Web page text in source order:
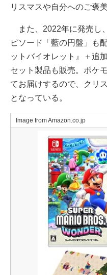
リスマスや自分へのご褒
また、2022年に発売し
ピソード「藍の円盤」も
ットバイオレット』＋追
セット製品も販売。ポケ
てお届けするので、クリ
となっている。
Image from Amazon.co.jp